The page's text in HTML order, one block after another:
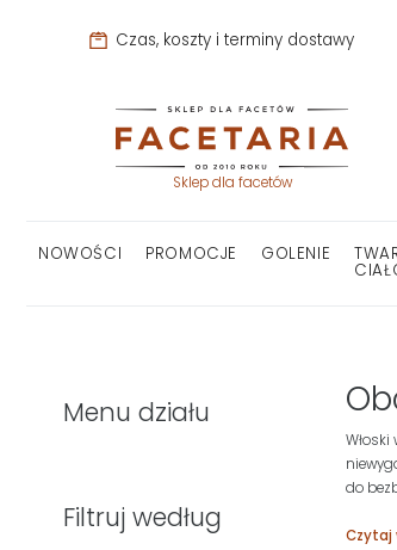
Czas, koszty i terminy dostawy
Sklep dla facetów
NOWOŚCI PROMOCJE GOLENIE
Menu działu
Filtruj według
do
Czytaj